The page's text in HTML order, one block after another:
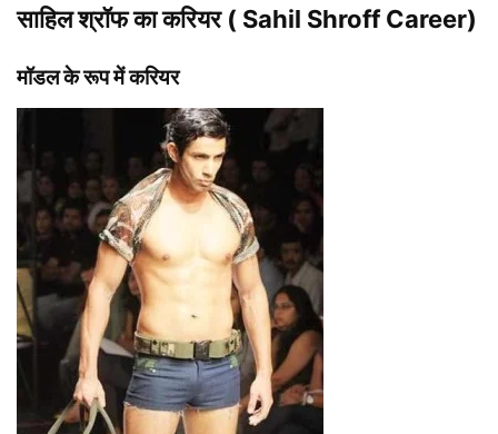
साहिल श्रॉफ का करियर ( Sahil Shroff Career)
मॉडल के रूप में करियर